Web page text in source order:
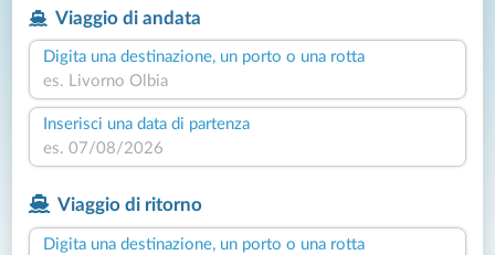
Viaggio di andata
Digita una destinazione, un porto o una rotta
Inserisci una data di partenza
Viaggio di ritorno
Digita una destinazione, un porto o una rotta